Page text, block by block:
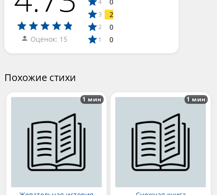
Оценок: 15
4
3 2
2 0
1 0
Похожие стихи
1 мин 1 мин